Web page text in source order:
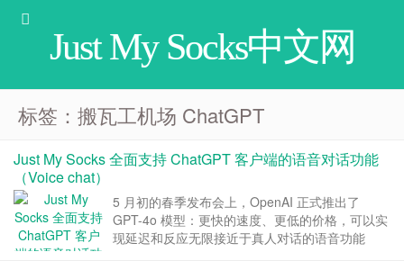
Just My Socks中文网
标签：搬瓦工机场 ChatGPT
Just My Socks 全面支持 ChatGPT 客户端的语音对话功能
（Voice chat）
5 月初的春季发布会上，OpenAI 正式推出了
GPT-4o 模型：更快的速度、更低的价格，可以实
现延迟和反应无限接近于真人对话的语音功能